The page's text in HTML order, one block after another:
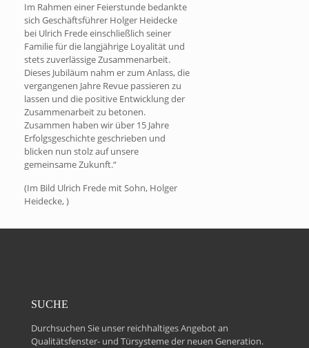
Im Rahmen einer Feierstunde bedankte
sich Geschäftsführer Holger Heidecke
bei Ulrich Frede einschließlich seiner
Familie für die langjährige Loyalität und
stets zuverlässige Zusammenarbeit.
Dieses Jubiläum nahm er zum Anlass, die
vergangenen Jahre Revue passieren zu
lassen und die positive Entwicklung der
Zusammenarbeit zu betonen.
Zusammen haben wir über 15 Jahre
Erfolgsgeschichte geschrieben und
blicken nun stolz auf unsere
gemeinsame Zukunft.“
(Im Bild Ulrich Frede mit Sohn, Holger
Heidecke, )
SUCHE
Durchsuchen Sie unser reichhaltiges Angebot an
Qualitätsfenster- und Türsysteme der neuen Generation.